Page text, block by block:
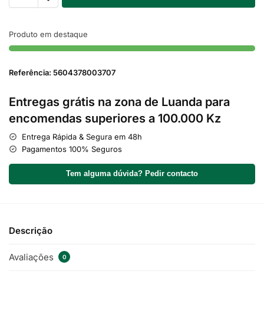
Produto em destaque
Referência: 5604378003707
Entregas grátis na zona de Luanda para
encomendas superiores a 100.000 Kz
Entrega Rápida & Segura em 48h
Pagamentos 100% Seguros
Tem alguma dúvida? Pedir contacto
Descrição
Avaliações 0